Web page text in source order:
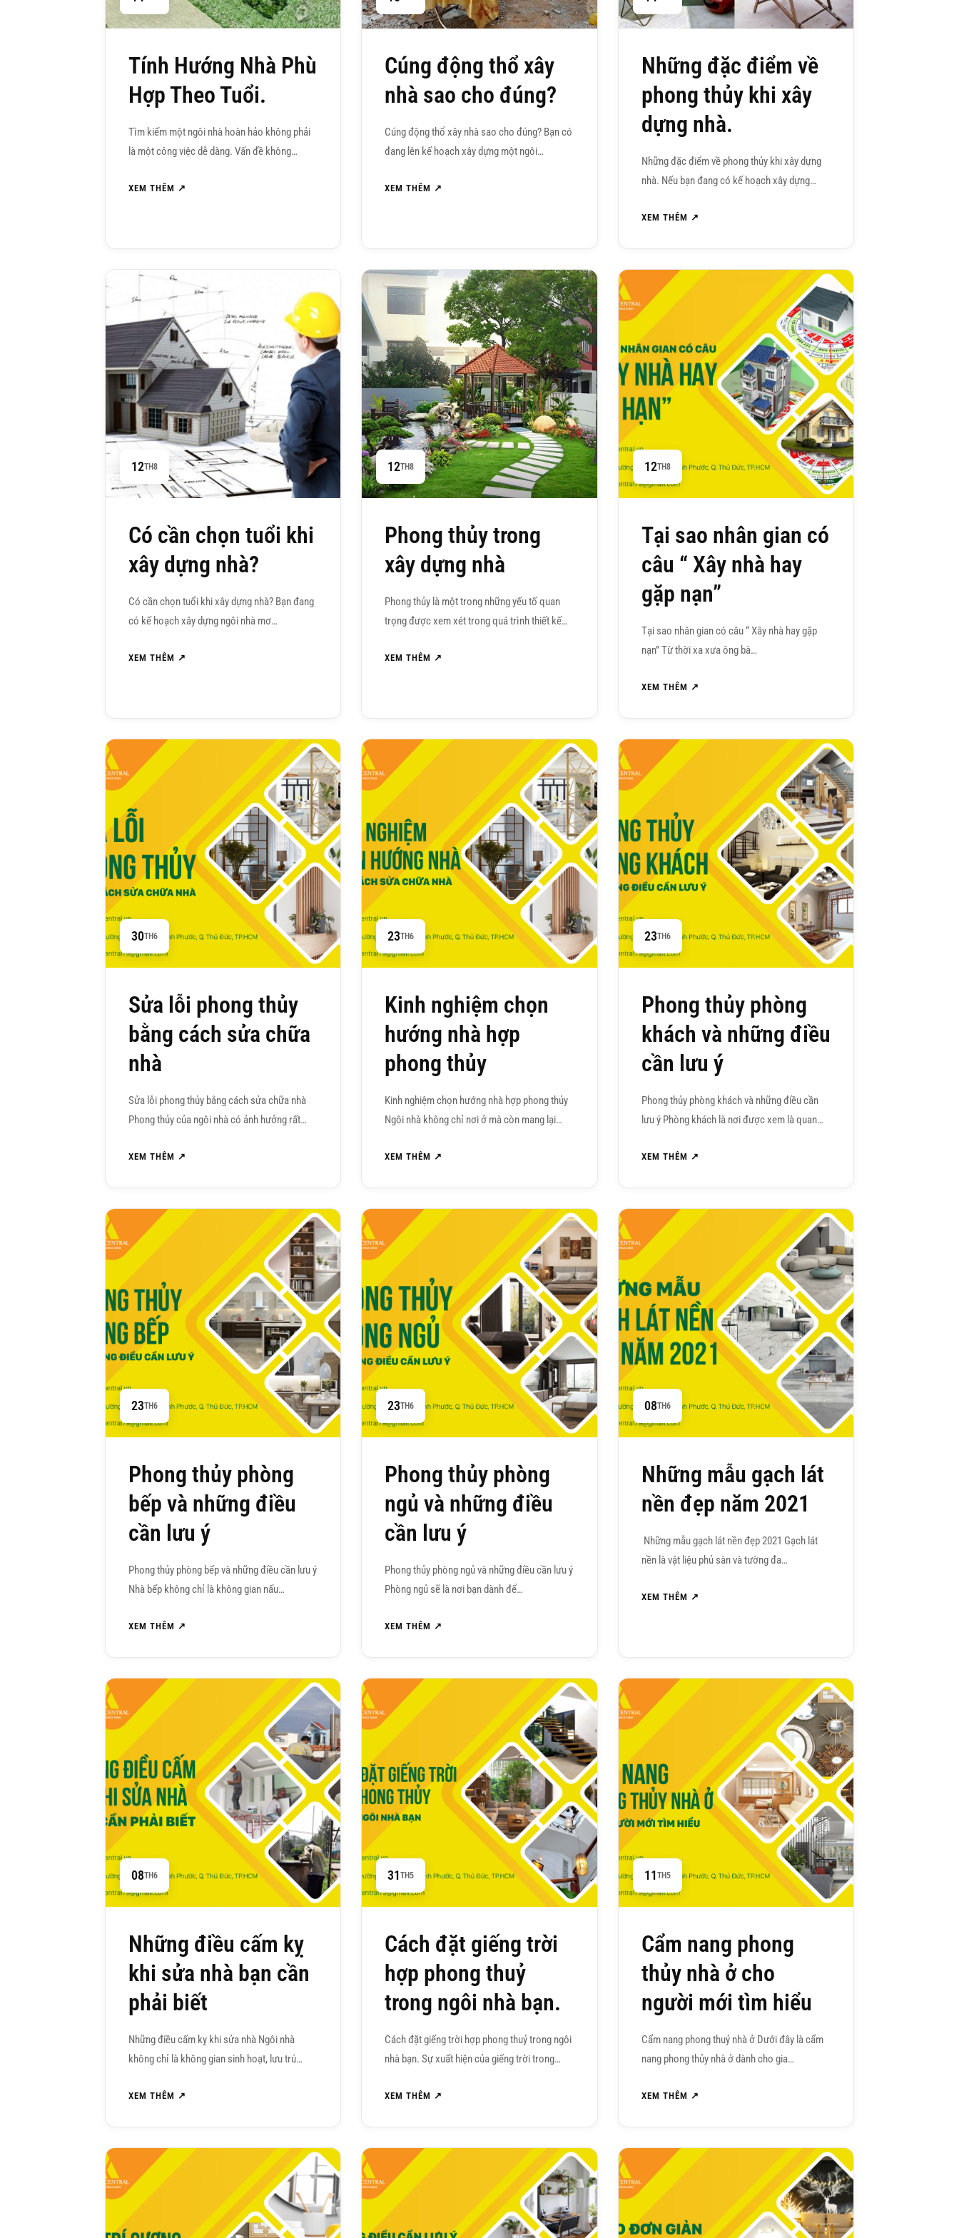
Tính Hướng Nhà Phù
Hợp Theo Tuổi.
Tìm kiếm một ngôi nhà hoàn hảo không phải
là một công việc dễ dàng. Vấn đề không…
XEM THÊM ↗
Cúng động thổ xây
nhà sao cho đúng?
Cúng động thổ xây nhà sao cho đúng? Bạn có
đang lên kế hoạch xây dựng một ngôi…
XEM THÊM ↗
Những đặc điểm về
phong thủy khi xây
dựng nhà.
Những đặc điểm về phong thủy khi xây dựng
nhà. Nếu bạn đang có kế hoạch xây dựng…
XEM THÊM ↗
12TH8
Có cần chọn tuổi khi
xây dựng nhà?
Có cần chọn tuổi khi xây dựng nhà? Bạn đang
có kế hoạch xây dựng ngôi nhà mơ…
XEM THÊM ↗
12TH8
Phong thủy trong
xây dựng nhà
Phong thủy là một trong những yếu tố quan
trọng được xem xét trong quá trình thiết kế…
XEM THÊM ↗
12TH8
Tại sao nhân gian có
câu “ Xây nhà hay
gặp nạn”
Tại sao nhân gian có câu “ Xây nhà hay gặp
nạn” Từ thời xa xưa ông bà…
XEM THÊM ↗
30TH6
Sửa lỗi phong thủy
bằng cách sửa chữa
nhà
Sửa lỗi phong thủy bằng cách sửa chữa nhà
Phong thủy của ngôi nhà có ảnh hưởng rất…
XEM THÊM ↗
23TH6
Kinh nghiệm chọn
hướng nhà hợp
phong thủy
Kinh nghiệm chọn hướng nhà hợp phong thủy
Ngôi nhà không chỉ nơi ở mà còn mang lại…
XEM THÊM ↗
23TH6
Phong thủy phòng
khách và những điều
cần lưu ý
Phong thủy phòng khách và những điều cần
lưu ý Phòng khách là nơi được xem là quan…
XEM THÊM ↗
23TH6
Phong thủy phòng
bếp và những điều
cần lưu ý
Phong thủy phòng bếp và những điều cần lưu ý
Nhà bếp không chỉ là không gian nấu…
XEM THÊM ↗
23TH6
Phong thủy phòng
ngủ và những điều
cần lưu ý
Phong thủy phòng ngủ và những điều cần lưu ý
Phòng ngủ sẽ là nơi bạn dành để…
XEM THÊM ↗
08TH6
Những mẫu gạch lát
nền đẹp năm 2021
Những mẫu gạch lát nền đẹp 2021 Gạch lát
nền là vật liệu phủ sàn và tường đa…
XEM THÊM ↗
08TH6
Những điều cấm kỵ
khi sửa nhà bạn cần
phải biết
Những điều cấm kỵ khi sửa nhà Ngôi nhà
không chỉ là không gian sinh hoạt, lưu trú…
XEM THÊM ↗
31TH5
Cách đặt giếng trời
hợp phong thuỷ
trong ngôi nhà bạn.
Cách đặt giếng trời hợp phong thuỷ trong ngôi
nhà bạn. Sự xuất hiện của giếng trời trong…
XEM THÊM ↗
11TH5
Cẩm nang phong
thủy nhà ở cho
người mới tìm hiểu
Cẩm nang phong thuỷ nhà ở Dưới đây là cẩm
nang phong thủy nhà ở dành cho gia…
XEM THÊM ↗